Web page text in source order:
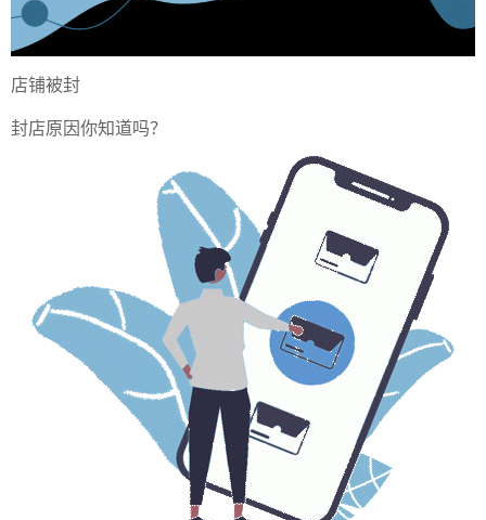
店铺被封
封店原因你知道吗？